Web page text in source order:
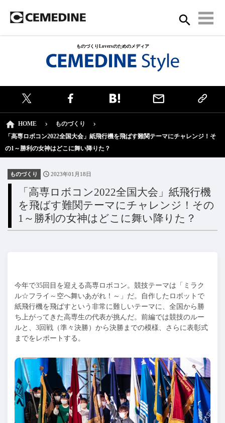
ものづくりLoversのためのメディア
HOME
ものづくり
「高専ロボコン2022全国大会」紙飛行機を飛ばす難関テーマにチャレンジ！そ
の1～勝利の女神はどこに舞い降りた？
ものづくり 2023年01月18日
「高専ロボコン2022全国大会」紙飛行機
を飛ばす難関テーマにチャレンジ！その
1～勝利の女神はどこに舞い降りた？
今年で35回目を迎える高専ロボコン。競技テーマは「ミラク
ル☆フライ～空へ舞いあがれ！～」だ。自作したロボットで
紙飛行機を飛ばすという非常に難しいテーマに、全国から勝
ち上がってきた高専生の代表が挑んだ。前編では競技のルー
ルと、3回戦（準々決勝）から決勝までの模様、さらに表彰式
までをレポートする。